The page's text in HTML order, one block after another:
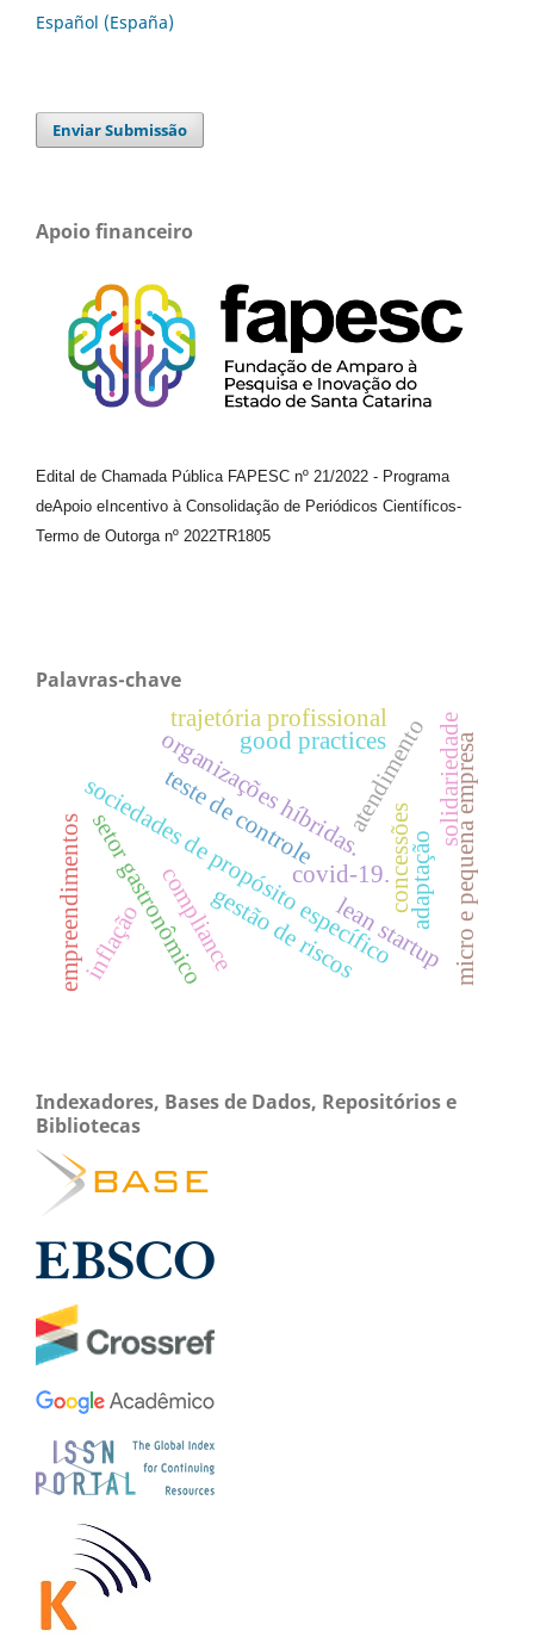
Español (España)
Enviar Submissão
Apoio financeiro
Edital de Chamada Pública FAPESC nº 21/2022 - Programa
deApoio e Incentivo à Consolidação de Periódicos Científicos-
Termo de Outorga nº 2022TR1805
Palavras-chave
covid-19.concessões
sociedades de propósito específico
organizações híbridas.
teste de controle
gestão de riscos
compliance lean startup
setor gastronômico micro e pequena empresa
adaptação
atendimento
trajetória profissional solidariedade
empreendimentos
good practices
inflação
Indexadores, Bases de Dados, Repositórios e
Bibliotecas